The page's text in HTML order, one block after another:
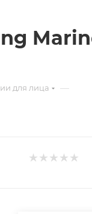
для лица —